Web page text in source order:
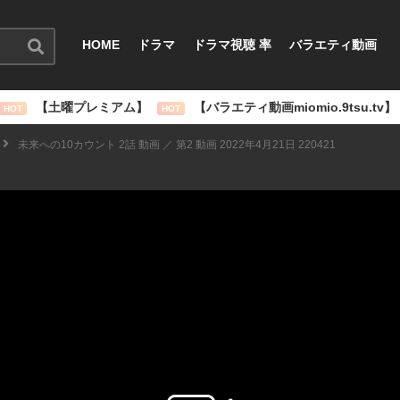
HOME ドラマ ドラマ視聴 率 バラエティ動画
HOT 【土曜プレミアム】 HOT 【バラエティ動画miomio.9tsu.tv】
未来への10カウント 2話 動画 ／ 第2 動画 2022年4月21日 220421